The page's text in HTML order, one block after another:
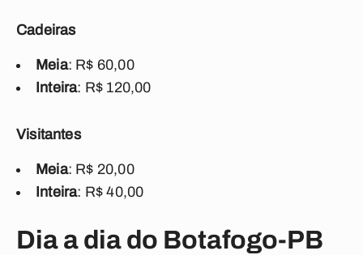
Cadeiras
Meia: R$ 60,00
Inteira: R$ 120,00
Visitantes
Meia: R$ 20,00
Inteira: R$ 40,00
Dia a dia do Botafogo-PB